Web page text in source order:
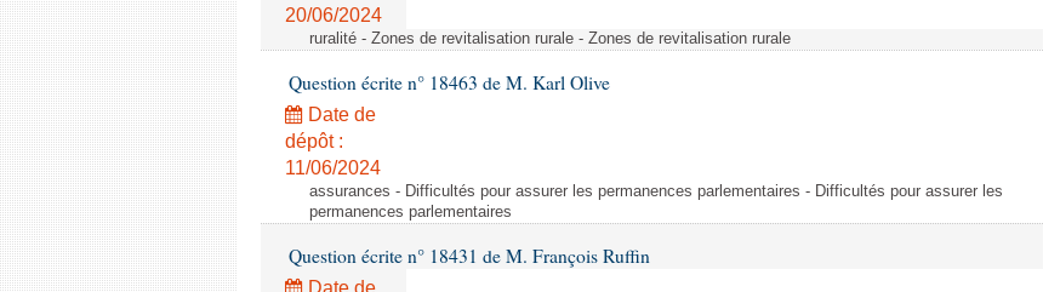
20/06/2024
ruralité - Zones de revitalisation rurale - Zones de revitalisation rurale
Question écrite n° 18463 de M. Karl Olive
Date de
dépôt :
11/06/2024
assurances - Difficultés pour assurer les permanences parlementaires - Difficultés pour assurer les
permanences parlementaires
Question écrite n° 18431 de M. François Ruffin
Date de